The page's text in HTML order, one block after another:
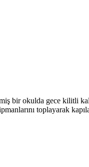
bir okulda gece kilitli
toplayarak